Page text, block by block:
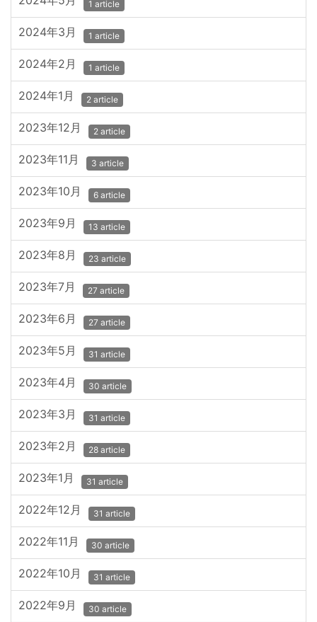
1 article
2024年3月 1 article
2024年2月 1 article
2024年1月 2 article
2023年12月 2 article
2023年11月 3 article
2023年10月 6 article
2023年9月 13 article
2023年8月 23 article
2023年7月 27 article
2023年6月 27 article
2023年5月 31 article
2023年4月 30 article
2023年3月 31 article
2023年2月 28 article
2023年1月 31 article
2022年12月 31 article
2022年11月 30 article
2022年10月 31 article
2022年9月 30 article